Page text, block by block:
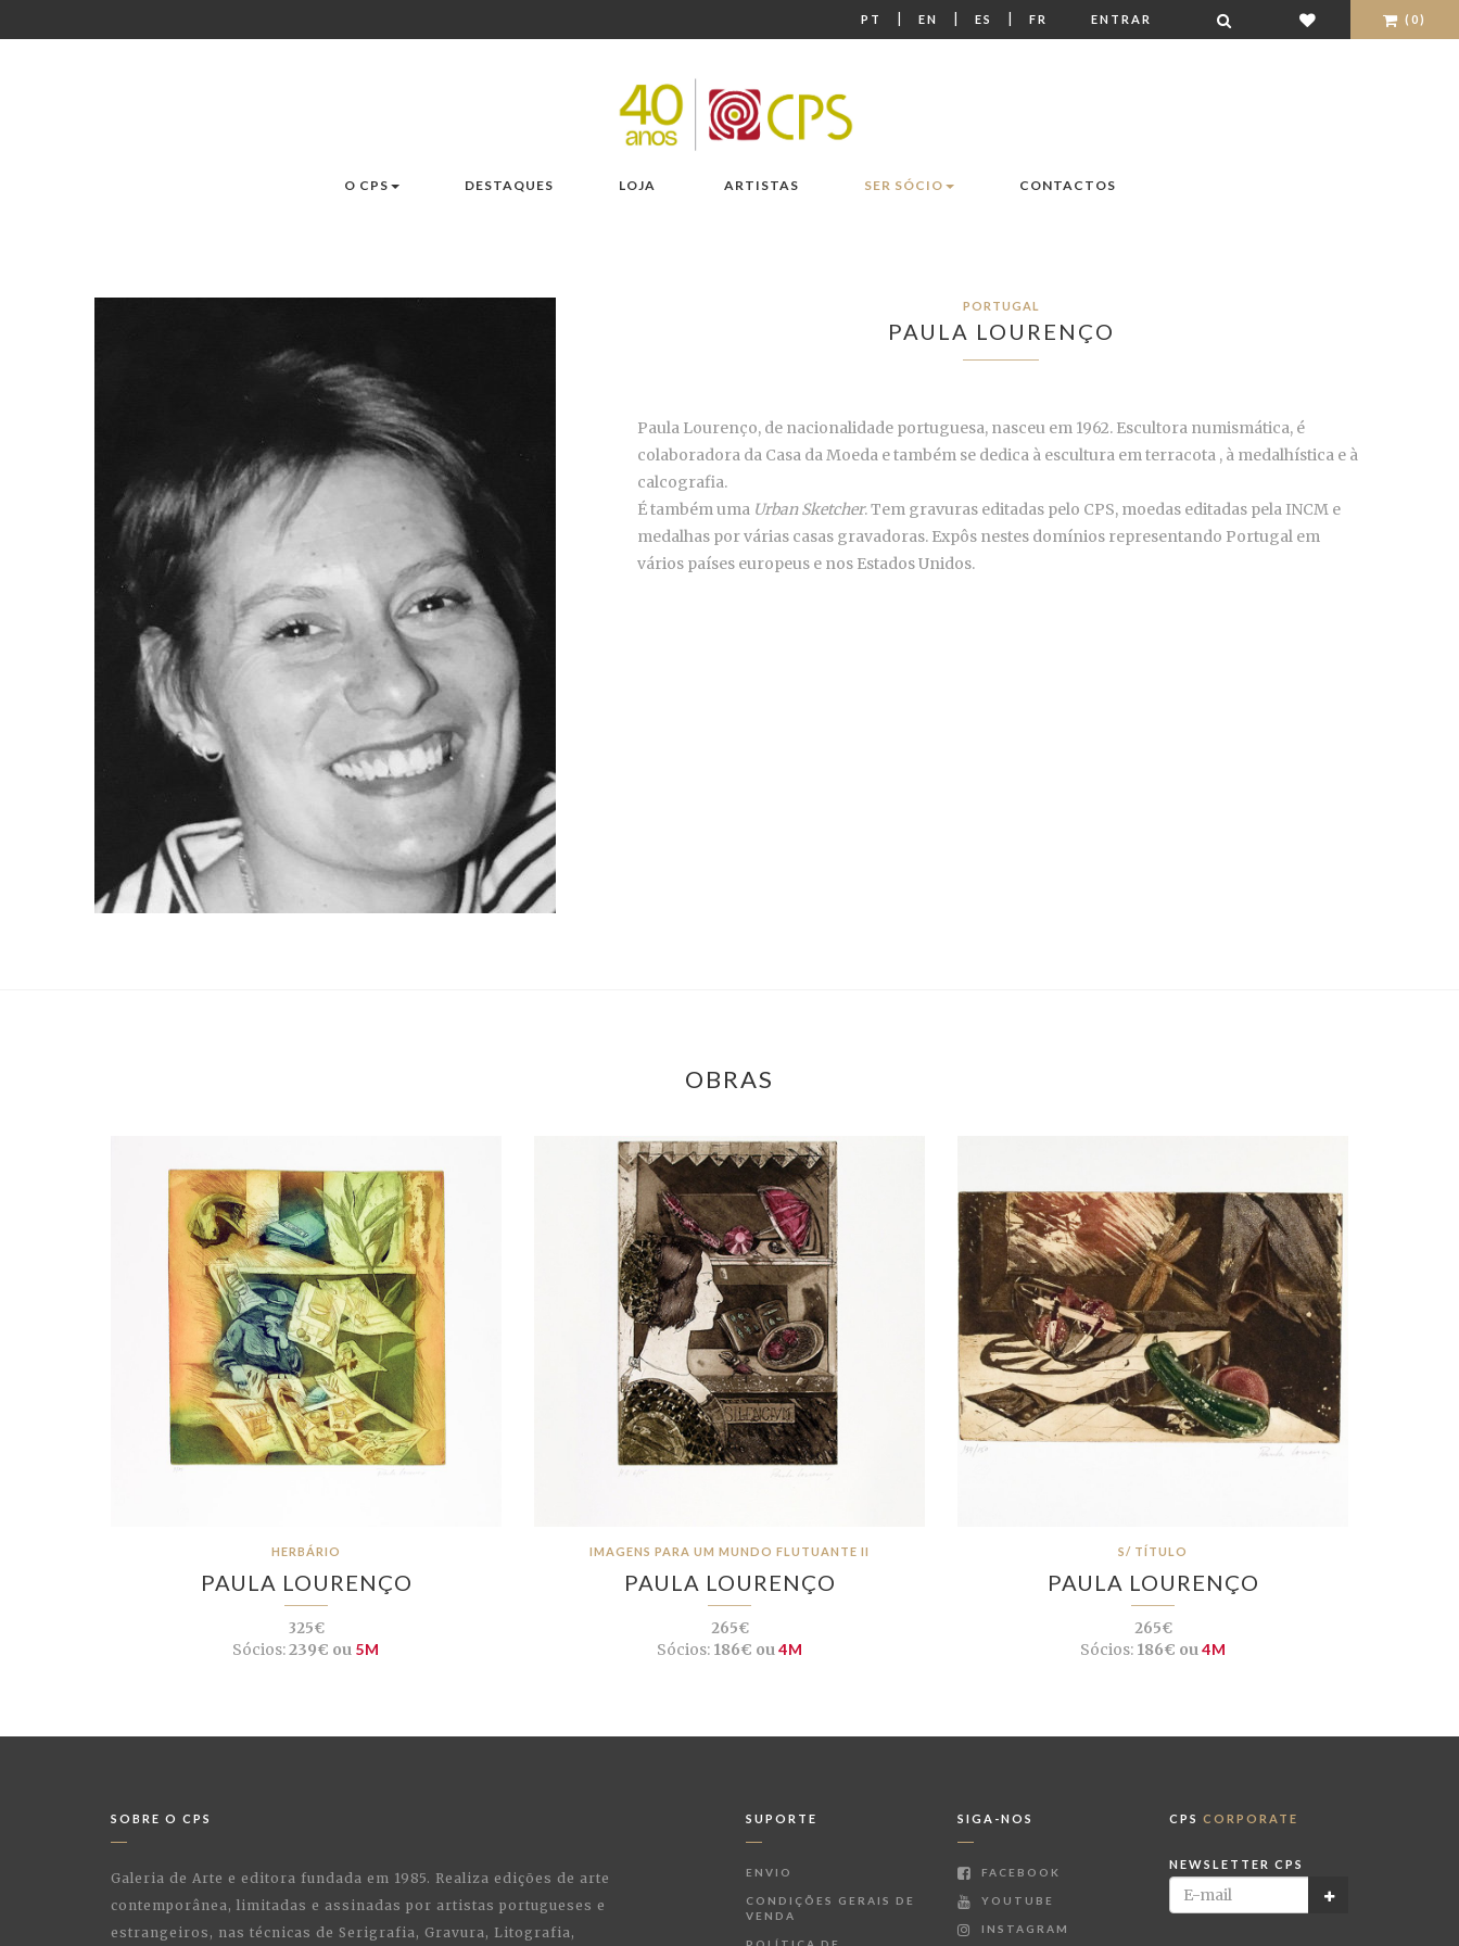
PT | EN | ES | FR ENTRAR (0)
O CPS DESTAQUES LOJA ARTISTAS SER SÓCIO CONTACTOS
PORTUGAL
PAULA LOURENÇO
Paula Lourenço, de nacionalidade portuguesa, nasceu em 1962. Escultora numismática, é
colaboradora da Casa da Moeda e também se dedica à escultura em terracota , à medalhística e à
calcografia.
É também uma Urban Sketcher. Tem gravuras editadas pelo CPS, moedas editadas pela INCM e
medalhas por várias casas gravadoras. Expôs nestes domínios representando Portugal em
vários países europeus e nos Estados Unidos.
OBRAS
HERBÁRIO
PAULA LOURENÇO
325€
Sócios:239€ ou 5M
IMAGENS PARA UM MUNDO FLUTUANTE II
PAULA LOURENÇO
265€
Sócios:186€ ou4M
S/ TÍTULO
PAULA LOURENÇO
265€
Sócios:186€ ou4M
SOBRE O CPS
Galeria de Arte e editora fundada em 1985. Realiza edições de arte
contemporânea, limitadas e assinadas por artistas portugueses e
estrangeiros, nas técnicas de Serigrafia, Gravura, Litografia,
SUPORTE
ENVIO
CONDIÇÕES GERAIS DE
VENDA
SIGA-NOS
FACEBOOK
YOUTUBE
INSTAGRAM
CPS CORPORATE
NEWSLETTER CPS